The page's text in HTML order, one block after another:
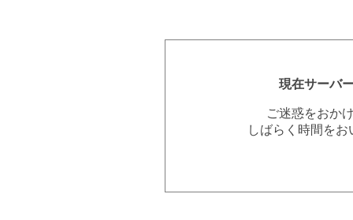
現在サーバ
ご迷惑をおか
しばらく時間を